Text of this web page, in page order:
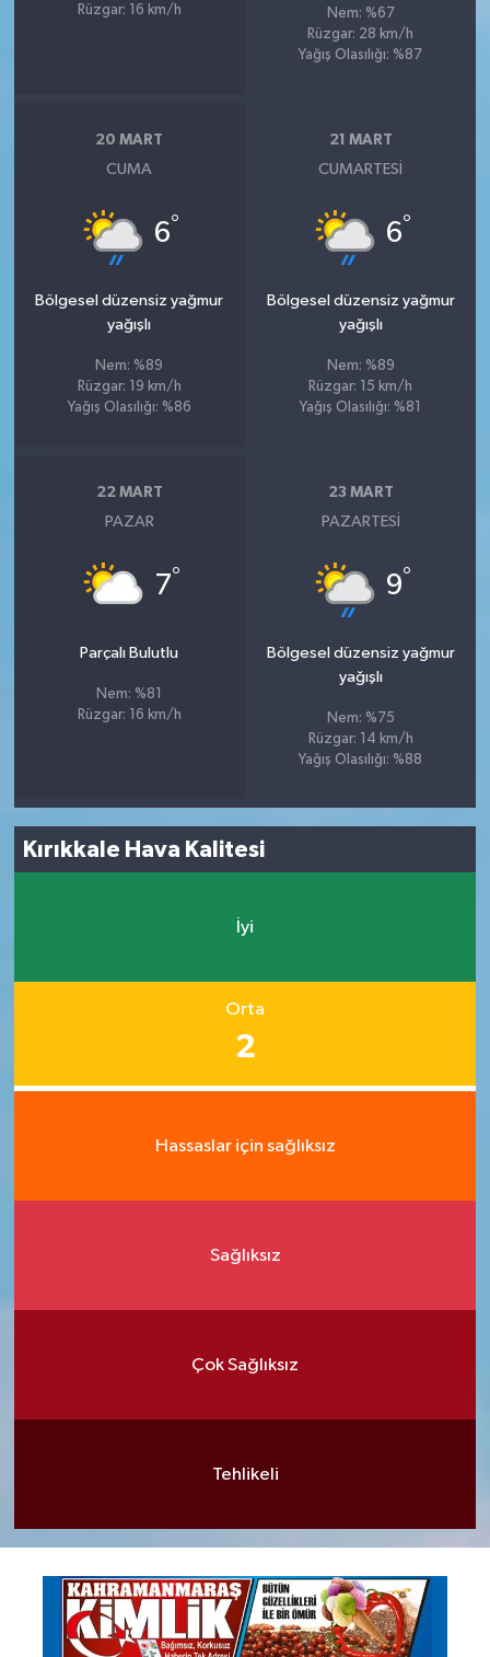
Rüzgar: 16 km/h
Nem: %67
Rüzgar: 28 km/h
Yağış Olasılığı: %87
20 MART
CUMA
6°
Bölgesel düzensiz yağmur
yağışlı
Nem: %89
Rüzgar: 19 km/h
Yağış Olasılığı: %86
21 MART
CUMARTESI
6°
Bölgesel düzensiz yağmur
yağışlı
Nem: %89
Rüzgar: 15 km/h
Yağış Olasılığı: %81
22 MART
PAZAR
7°
Parçalı Bulutlu
Nem: %81
Rüzgar: 16 km/h
23 MART
PAZARTESI
9°
Bölgesel düzensiz yağmur
yağışlı
Nem: %75
Rüzgar: 14 km/h
Yağış Olasılığı: %88
Kırıkkale Hava Kalitesi
İyi
Orta
2
Hassaslar için sağlıksız
Sağlıksız
Çok Sağlıksız
Tehlikeli